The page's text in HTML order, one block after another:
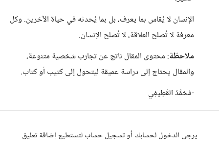
الإنسان لا يُقاس بما يعرف، بل بما يُحدثه في حياة الآخرين. وكل
معرفة لا تُصلح العلاقة، لا تُصلح الإنسان.
ملاحظة: محتوى المقال ناتج عن تجارب شخصية متنوعة،
والمقال يحتاج إلى دراسة عميقة ليتحول إلى كتيب أو كتاب.
-مُحَمَّدُ القَطِيفِي
يرجى الدخول لحسابك أو تسجيل حساب لتستطيع إضافة تعليق